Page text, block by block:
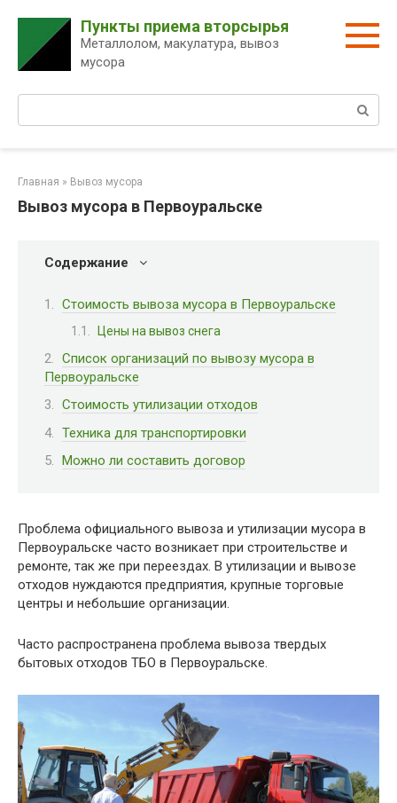
контенту
Пункты приема вторсырья
Металлолом, макулатура, вывоз
мусора
Главная » Вывоз мусора
Вывоз мусора в Первоуральске
Содержание
Стоимость вывоза мусора в Первоуральске
Цены на вывоз снега
Список организаций по вывозу мусора в
Первоуральске
Стоимость утилизации отходов
Техника для транспортировки
Можно ли составить договор
Проблема официального вывоза и утилизации мусора в
Первоуральске часто возникает при строительстве и
ремонте, так же при переездах. В утилизации и вывозе
отходов нуждаются предприятия, крупные торговые
центры и небольшие организации.
Часто распространена проблема вывоза твердых
бытовых отходов ТБО в Первоуральске.